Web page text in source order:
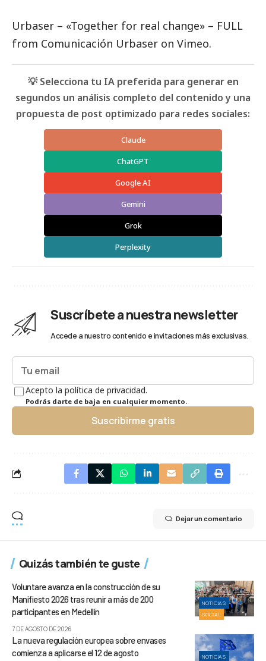
Urbaser – «Together for real change» – FULL
from Comunicación Urbaser on Vimeo.
💡 Selecciona tu IA preferida para generar en
segundos un análisis completo del contenido y una
propuesta de post optimizado para redes sociales:
Claude
ChatGPT
Google AI
Gemini
Grok
Perplexity
Suscríbete a nuestra newsletter
Accede a nuestro contenido e invitaciones más exclusivas.
Acepto la política de privacidad.
Podrás darte de baja en cualquier momento.
Suscribirme gratis
Dejar un comentario
Quizás también te guste
NOTICIAS
SOCIAL
Voluntare avanza en la construcción de su
Manifiesto 2026 tras reunir a más de 200
participantes en Medellín
7 DE AGOSTO DE 2026
NOTICIAS
La nueva regulación europea sobre envases
comienza a aplicarse el 12 de agosto